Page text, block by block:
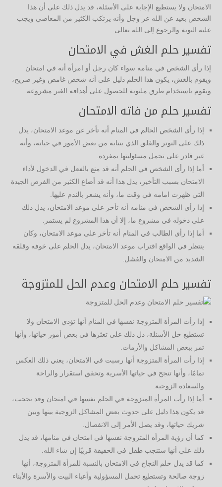
الامتحان ولا يستطيع الإجابة على الأسئلة، قد يدل ذلك على أن هذا
الشخص بعيد عن الله عز وجل وأنه يرتكب الكثير من المعاصي ويجب
عليه التوبة والرجوع إلى الله تعالى.
تفسير حلم الغش في الامتحان
إذا رأى الشخص في منامه سواء كان رجل أو امرأة أنه في امتحان
ويقوم بالغش، يكون هذا الحلم دليل على أنه شخص غامض وغير صريح،
ويقوم باستخدام طرق ملتوية للحصول على أهدافه الغير مشروعة.
تفسير حلم من فاته الامتحان
إذا رأى الشخص الحالم في المنام أنه تأخر عن موعد الامتحان، يدل
ذلك على التوتر والقلق الذي ينتابه من بعض الأمور في حياته، وأنه
غير قادر على تحمل مسئوليتها بمفرده.
أما إذا رأى الشخص في الحلم أنه قد منع بالفعل في الدخول لأداء
الامتحان بسبب التأخير، يدل هذا أنه قد أضاع الكثير من الفرص الجيدة
التي ظهرت امامه في وقت ما، وأنه يشعر بالندم عليها.
إذا رأى الشخص في منامه أنه تأخر على موعد الامتحان، يدل ذلك
على دخوله في مشروع ما، إلا أن هذا المشروع لم يستمر.
أما إذا رأى الطالب في المنام أنه تأخر على موعد الامتحان، وكان
ينتظر في الواقع اقتراب موعد الامتحان، يدل الحلم على خوفه وقلقه
الشديد من الامتحان والفشل.
تفسير حلم الامتحان وعدم الحل للمتزوجة
إذا رأت المرأة المتزوجة نفسها في المنام أنها تؤدي الامتحان ولا
تستطيع حل الأسئلة، دل ذلك على تعثرها في بعض أمور حياتها، وأنها
تمر ببعض المشاكل والأزمات.
إذا رأت المرأة المتزوجة أنها رسبت في الامتحان، يعني ذلك العكس
تمامًا، وأنها تنجح في حياتها الأسرية وتحقق استقرار والراحة
والسعادة الزوجية.
أما إذا رأت المرأة المتزوجة في الحلم نفسها في امتحان وقد نجحت،
قد يكون هذا دليل على حدوث بعض المشاكل الزوجية بينها وبين
شريك حياتها، وقد يصل الأمر إلى الانفصال.
كما أن رؤية المرأه المتزوجة نفسها في امتحان في منامها، قد يدل
ذلك على أنها ستنجب طفل في الحقيقة قريبًا إن شاء الله.
كما قد يدل حلم النجاح في الامتحان بالنسبة للمرأة المتزوجة، أنها
زوجة صالحة وتستطيع تحمل المسؤولية وأعباء البيت والأسرة والأبناء